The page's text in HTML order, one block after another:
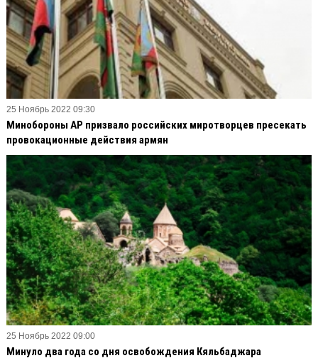
25 Ноябрь 2022 09:30
Минобороны АР призвало российских миротворцев пресекать
провокационные действия армян
25 Ноябрь 2022 09:00
Минуло два года со дня освобождения Кяльбаджара